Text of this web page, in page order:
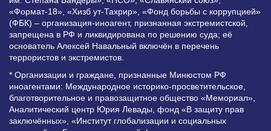
«Формат-18», «Хизб ут-Тахрир», «Фонд борьбы с коррупцией»
(ФБК) – организация-иноагент, признанная экстремистской,
запрещена в РФ и ликвидирована по решению суда; её
основатель Алексей Навальный включён в перечень
террористов и экстремистов.
* Организации и граждане, признанные Минюстом РФ
иноагентами: Международное историко-просветительское,
благотворительное и правозащитное общество «Мемориал»,
Аналитический центр Юрия Левады, фонд «В защиту прав
заключённых», «Институт глобализации и социальных